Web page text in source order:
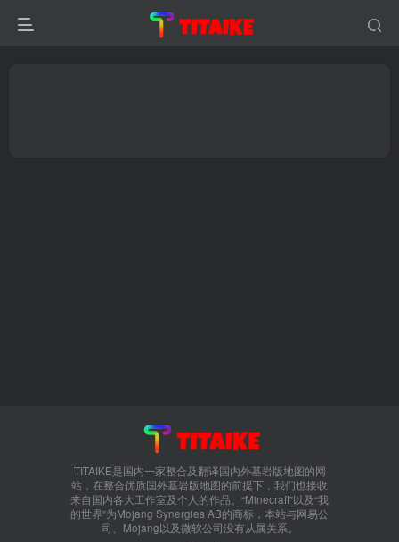
TITAIKE是国内一家整合及翻译国内外基岩版地图的网
站，在整合优质国外基岩版地图的前提下，我们也接收
来自国内各大工作室及个人的作品。“Minecraft”以及“我
的世界”为Mojang Synergies AB的商标，本站与网易公
司、Mojang以及微软公司没有从属关系。